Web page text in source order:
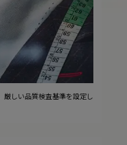
厳しい品質検査基準を設定し